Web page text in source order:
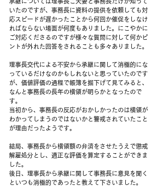
承継については理事長ご夫妻と事務長だけが知って
いたのですが、事務長に資料の提供を依頼しても対
応スピードが遅かったことから何回か催促をしなけ
ればならない場面が何度もありました。にこやかに
ご対応くださるのですが様々な質問に対して何かピ
ントが外れた回答をされることも多々ありました。
理事長交代による不安から承継に関して消極的にな
っているだけなのかもしれないと思っていたのです
が、価値評価の過程で帳簿を掘下げて見てみると、
なんと事務長の長年の横領が明らかとなったので
す。
当初から、事務長の反応がおかしかったのは横領が
わかってしまうのではないかと警戒されていたこと
が理由だったようです。
結局、事務長から横領額の弁済をさせたうえで懲戒
解雇処分とし、適正な評価を算定することができま
した。
後日、理事長から承継に関して事務長に意見を聞く
といつも消極的であったと教えて下さいました。